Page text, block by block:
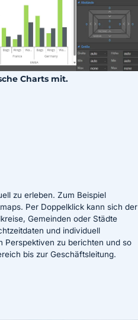
Charts mit.
zu erleben. Zum Beispiel
Per Doppelklick kann sich der
Gemeinden oder Städte
und individuell
Perspektiven zu berichten und so
bis zur Geschäftsleitung.